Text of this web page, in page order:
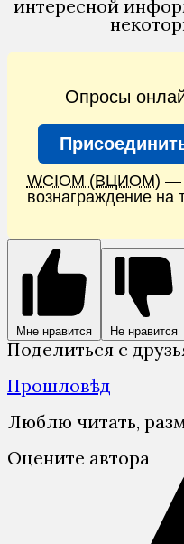
интересной
Опросы
WCIOM (ВЦИОМ) —
вознаграждение
Мне нравится Не нравится
Поделиться с
Прошловѣд
Люблю читать,
Оцените автора